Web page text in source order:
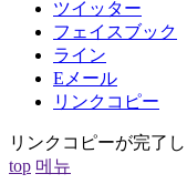
ツイッター
フェイスブック
ライン
Eメール
リンクコピー
リンクコピーが完了し
top 메뉴